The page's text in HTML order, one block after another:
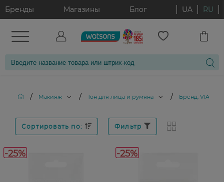
Бренды Магазины Блог UA RU
/ Макияж / Тон для лица и румяна / Бренд:
Сортировать по: Фильтр
-25% -25%